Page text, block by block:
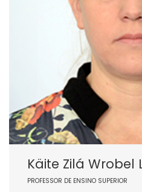
Käite Zilá Wrobel
PROFESSOR DE ENSINO SUPERIOR